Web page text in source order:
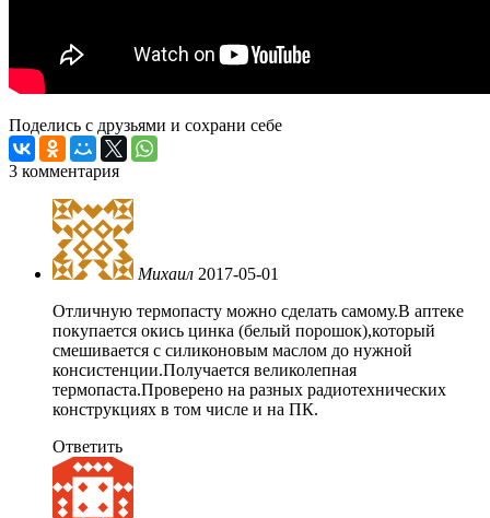
Поделись с друзьями и сохрани себе
3 комментария
Михаил 2017-05-01
Отличную термопасту можно сделать самому.В аптеке
покупается окись цинка (белый порошок),который
смешивается с силиконовым маслом до нужной
консистенции.Получается великолепная
термопаста.Проверено на разных радиотехнических
конструкциях в том числе и на ПК.
Ответить